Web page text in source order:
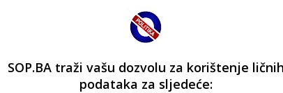
SOP.BA traži vašu dozvolu za korištenje ličnih
podataka za sljedeće: